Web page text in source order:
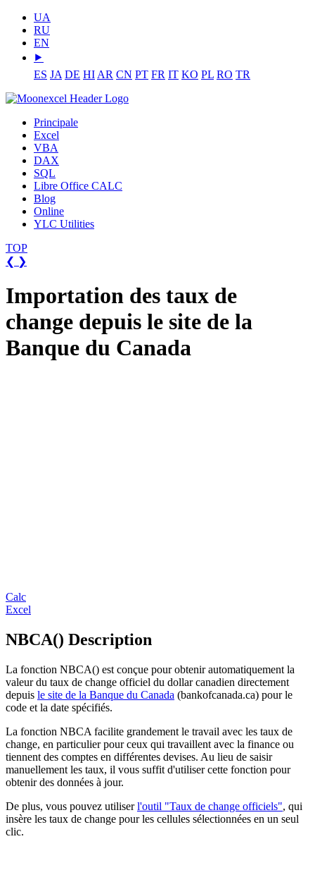
UA
RU
EN
⯈
ES JA DE HI AR CN PT FR IT KO PL RO TR
Principale
Excel
VBA
DAX
SQL
Libre Office CALC
Blog
Online
YLC Utilities
TOP
❮ ❯
Importation des taux de
change depuis le site de la
Banque du Canada
Calc
Excel
NBCA() Description
La fonction NBCA() est conçue pour obtenir automatiquement la
valeur du taux de change officiel du dollar canadien directement
depuis le site de la Banque du Canada (bankofcanada.ca) pour le
code et la date spécifiés.
La fonction NBCA facilite grandement le travail avec les taux de
change, en particulier pour ceux qui travaillent avec la finance ou
tiennent des comptes en différentes devises. Au lieu de saisir
manuellement les taux, il vous suffit d'utiliser cette fonction pour
obtenir des données à jour.
De plus, vous pouvez utiliserl'outil "Taux de change officiels", qui
insère les taux de change pour les cellules sélectionnées en un seul
clic.